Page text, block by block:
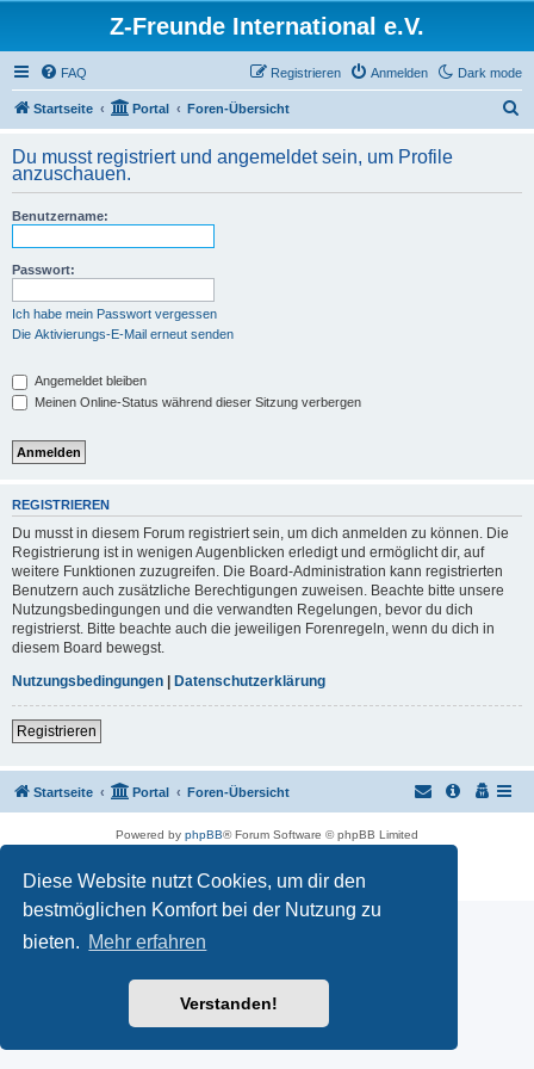
Diese Website nutzt Cookies, um dir den
bestmöglichen Komfort bei der Nutzung zu
bieten. Mehr erfahren
Verstanden!
Z-Freunde International e.V.
Dark mode
FAQ Anmelden
Registrieren
Startseite Portal Foren-Übersicht
h
Du musst registriert und angemeldet sein, um Profile
anzuschauen.
Benutzername:
Passwort:
Ich habe mein Passwort vergessen
Die Aktivierungs-E-Mail erneut senden
Angemeldet bleiben
Meinen Online-Status während dieser Sitzung verbergen
REGISTRIEREN
Du musst in diesem Forum registriert sein, um dich anmelden zu können. Die
Registrierung ist in wenigen Augenblicken erledigt und ermöglicht dir, auf
weitere Funktionen zuzugreifen. Die Board-Administration kann registrierten
Benutzern auch zusätzliche Berechtigungen zuweisen. Beachte bitte unsere
Nutzungsbedingungen und die verwandten Regelungen, bevor du dich
registrierst. Bitte beachte auch die jeweiligen Forenregeln, wenn du dich in
diesem Board bewegst.
Nutzungsbedingungen | Datenschutzerklärung
Registrieren
Startseite Portal Foren-Übersicht
Powered by phpBB® Forum Software © phpBB Limited
Datenschutz|Nutzungsbedingungen